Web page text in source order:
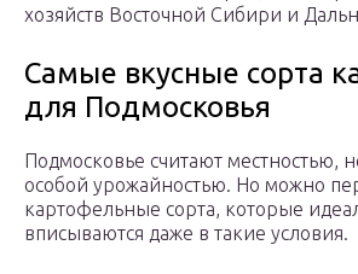
хозяйств Восточной Сибири и
Самые вкусные сорта
для Подмосковья
Подмосковье считают местностью,
особой урожайностью. Но можно
картофельные сорта, которые
вписываются даже в такие условия.